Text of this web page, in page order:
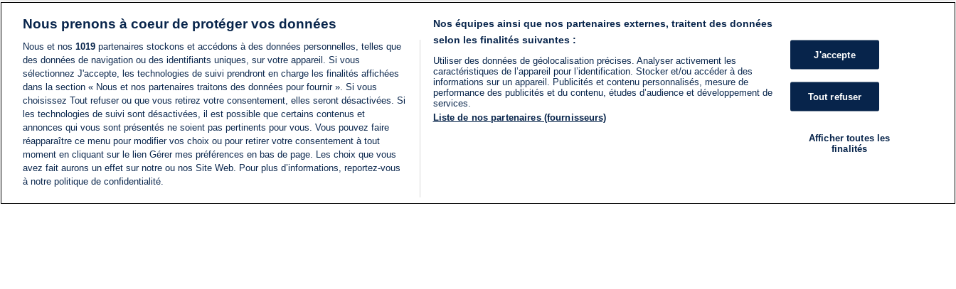
Nous prenons à coeur de protéger vos données
Nous et nos 1019 partenaires stockons et accédons à des données personnelles, telles que
des données de navigation ou des identifiants uniques, sur votre appareil. Si vous
sélectionnez J'accepte, les technologies de suivi prendront en charge les finalités affichées
dans la section « Nous et nos partenaires traitons des données pour fournir ». Si vous
choisissez Tout refuser ou que vous retirez votre consentement, elles seront désactivées. Si
les technologies de suivi sont désactivées, il est possible que certains contenus et
annonces qui vous sont présentés ne soient pas pertinents pour vous. Vous pouvez faire
réapparaître ce menu pour modifier vos choix ou pour retirer votre consentement à tout
moment en cliquant sur le lien Gérer mes préférences en bas de page. Les choix que vous
avez fait aurons un effet sur notre ou nos Site Web. Pour plus d’informations, reportez-vous
à notre politique de confidentialité.
Nos équipes ainsi que nos partenaires externes, traitent des données
selon les finalités suivantes :
Utiliser des données de géolocalisation précises. Analyser activement les
caractéristiques de l’appareil pour l’identification. Stocker et/ou accéder à des
informations sur un appareil. Publicités et contenu personnalisés, mesure de
performance des publicités et du contenu, études d’audience et développement de
services.
Liste de nos partenaires (fournisseurs)
J'accepte
Tout refuser
Afficher toutes les
finalités